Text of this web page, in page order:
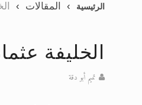
الحجّ..
تعميم
تعميم
إعلان
الرئيسية المقالات
الخليفة
تميم أبو دقة